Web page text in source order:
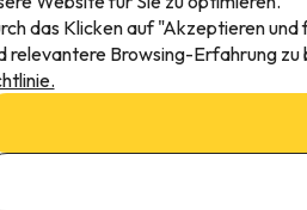
der Nähe der Unterkunft
das Klicken auf "Akzeptieren
relevantere Browsing-Erfahrung